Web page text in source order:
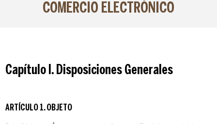
COMERCIO ELECTRÓNICO
Capítulo I. Disposiciones Generales
ARTÍCULO 1. OBJETO